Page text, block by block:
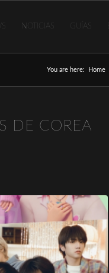
NOTICIAS GUÍAS
You are here: Home
DE COREA